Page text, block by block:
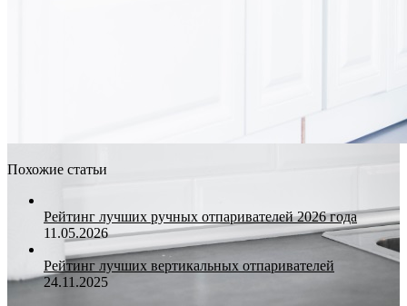
Похожие статьи
Рейтинг лучших ручных отпаривателей 2026 года
11.05.2026
Рейтинг лучших вертикальных отпаривателей
24.11.2025